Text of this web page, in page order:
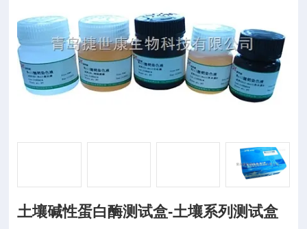
土壤碱性蛋白酶测试盒-土壤系列测试盒